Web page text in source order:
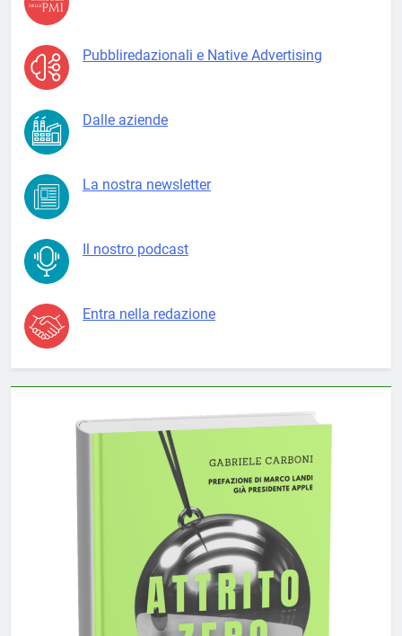
Pubbliredazionali e Native Advertising
Dalle aziende
La nostra newsletter
Il nostro podcast
Entra nella redazione